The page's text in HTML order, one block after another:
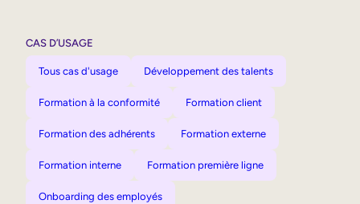
CAS D’USAGE
Tous cas d'usage Développement des talents
Formation à la conformité Formation client
Formation des adhérents Formation externe
Formation interne Formation première ligne
Onboarding des employés